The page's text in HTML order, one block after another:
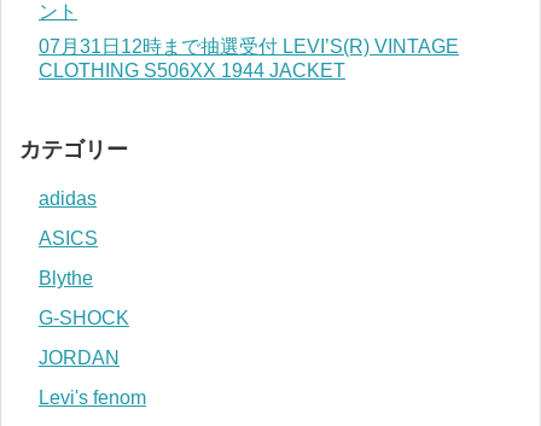
ント
07月31日12時まで抽選受付 LEVI’S(R) VINTAGE
CLOTHING S506XX 1944 JACKET
カテゴリー
adidas
ASICS
Blythe
G-SHOCK
JORDAN
Levi's fenom